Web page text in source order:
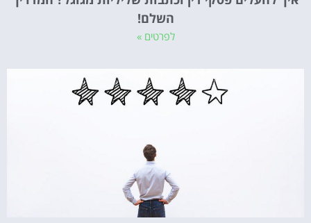
השלם!
לפרטים »